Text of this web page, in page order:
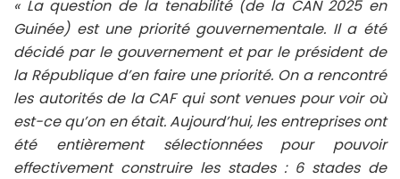
« La question de la tenabilité (de la CAN 2025 en
Guinée) est une priorité gouvernementale. Il a été
décidé par le gouvernement et par le président de
la République d’en faire une priorité. On a rencontré
les autorités de la CAF qui sont venues pour voir où
est-ce qu’on en était. Aujourd’hui, les entreprises ont
été entièrement sélectionnées pour pouvoir
effectivement construire les stades : 6 stades de